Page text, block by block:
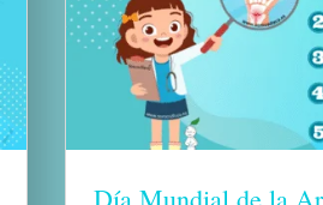
Día Mundial de la